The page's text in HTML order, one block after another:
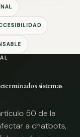
sistemas
50 de la
a chatbots,